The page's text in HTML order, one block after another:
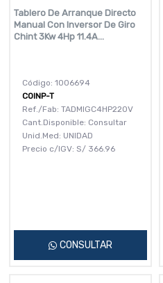
Tablero De Arranque Directo
Manual Con Inversor De Giro
Chint 3Kw 4Hp 11.4A...
Código: 1006694
COINP-T
Ref./Fab: TADMIGC4HP220V
Cant.Disponible: Consultar
Unid.Med: UNIDAD
Precio c/IGV: S/ 366.96
CONSULTAR